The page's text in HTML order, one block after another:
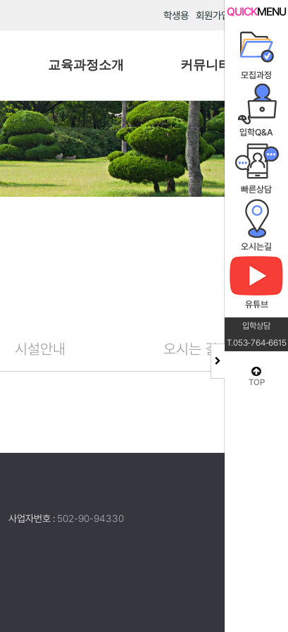
학생용 회원가입 로그인
교육과정소개 커뮤니티
시설안내 오시는 길
사업자번호 : 502-90-94330
QUICKMENU
모집과정
입학Q&A
빠른상담
오시는길
유튜브
입학상담
T.053-764-6615
TOP